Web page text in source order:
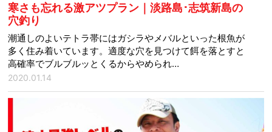
寒さも忘れる激アツプラン｜淡路島･志筑新島の
穴釣り
潮通しのよいテトラ帯にはガシラやメバルといった根魚が
多く住み着いています。適度な穴を見つけて餌を落とすと
高確率でブルブルッとくるからやめられ…
2020.01.14